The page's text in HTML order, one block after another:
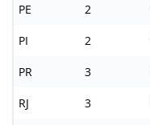
PE 2
PI 2
PR 3
RJ 3